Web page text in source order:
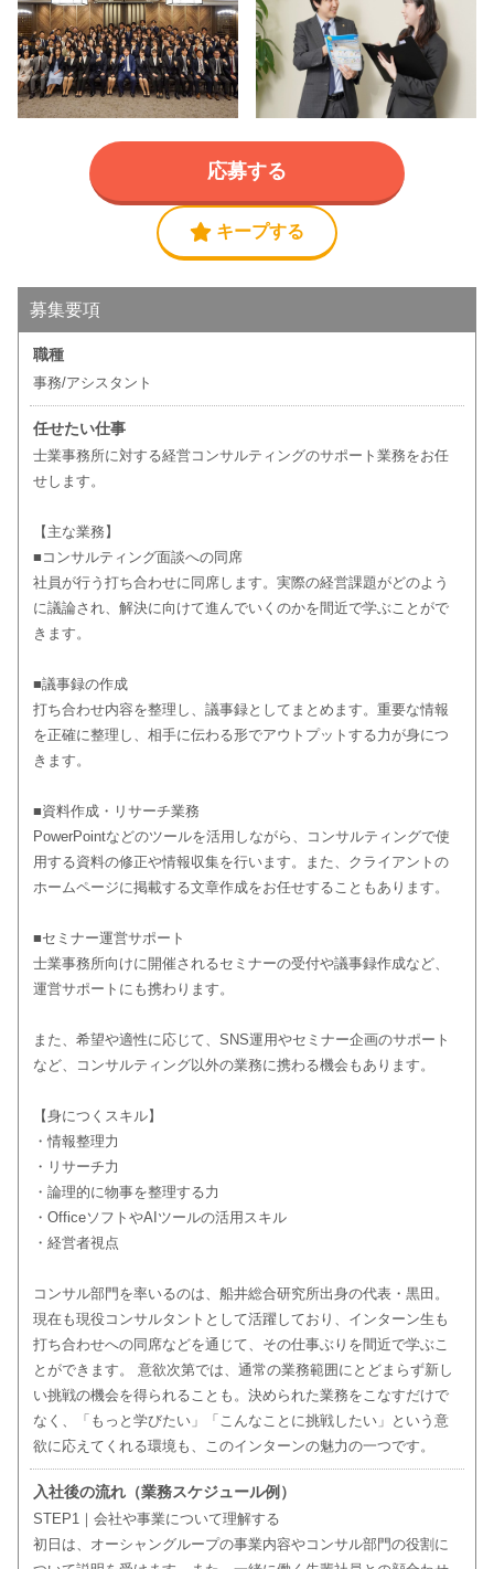
キープする
応募する
募集要項
職種
事務/アシスタント
任せたい仕事
士業事務所に対する経営コンサルティングのサポート業務をお任
せします。
【主な業務】
■コンサルティング面談への同席
社員が行う打ち合わせに同席します。実際の経営課題がどのよう
に議論され、解決に向けて進んでいくのかを間近で学ぶことがで
きます。
■議事録の作成
打ち合わせ内容を整理し、議事録としてまとめます。重要な情報
を正確に整理し、相手に伝わる形でアウトプットする力が身につ
きます。
■資料作成・リサーチ業務
PowerPointなどのツールを活用しながら、コンサルティングで使
用する資料の修正や情報収集を行います。また、クライアントの
ホームページに掲載する文章作成をお任せすることもあります。
■セミナー運営サポート
士業事務所向けに開催されるセミナーの受付や議事録作成など、
運営サポートにも携わります。
また、希望や適性に応じて、SNS運用やセミナー企画のサポート
など、コンサルティング以外の業務に携わる機会もあります。
【身につくスキル】
・情報整理力
・リサーチ力
・論理的に物事を整理する力
・OfficeソフトやAIツールの活用スキル
・経営者視点
コンサル部門を率いるのは、船井総合研究所出身の代表・黒田。
現在も現役コンサルタントとして活躍しており、インターン生も
打ち合わせへの同席などを通じて、その仕事ぶりを間近で学ぶこ
とができます。 意欲次第では、通常の業務範囲にとどまらず新し
い挑戦の機会を得られることも。決められた業務をこなすだけで
なく、「もっと学びたい」「こんなことに挑戦したい」という意
欲に応えてくれる環境も、このインターンの魅力の一つです。
入社後の流れ（業務スケジュール例）
STEP1｜会社や事業について理解する
初日は、オーシャングループの事業内容やコンサル部門の役割に